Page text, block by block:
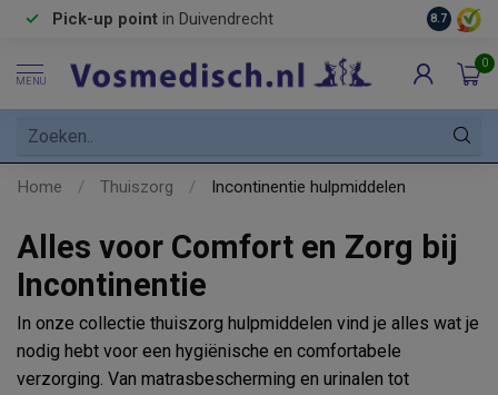
Pick-up point in Duivendrecht 8.7
MENU
0
Home / Thuiszorg / Incontinentie hulpmiddelen
Alles voor Comfort en Zorg bij
Incontinentie
In onze collectie thuiszorg hulpmiddelen vind je alles wat je
nodig hebt voor een hygiënische en comfortabele
verzorging. Van matrasbescherming en urinalen tot